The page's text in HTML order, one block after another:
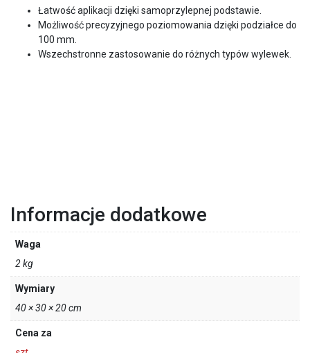
Łatwość aplikacji dzięki samoprzylepnej podstawie.
Możliwość precyzyjnego poziomowania dzięki podziałce do
100 mm.
Wszechstronne zastosowanie do różnych typów wylewek.
Informacje dodatkowe
Waga
2 kg
Wymiary
40 × 30 × 20 cm
Cena za